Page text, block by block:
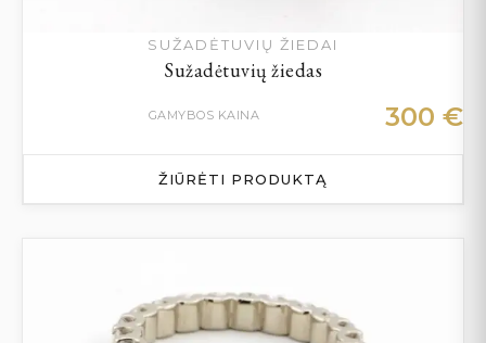
SUŽADĖTUVIŲ ŽIEDAI
Sužadėtuvių žiedas
GAMYBOS KAINA 300 €
ŽIŪRĖTI PRODUKTĄ